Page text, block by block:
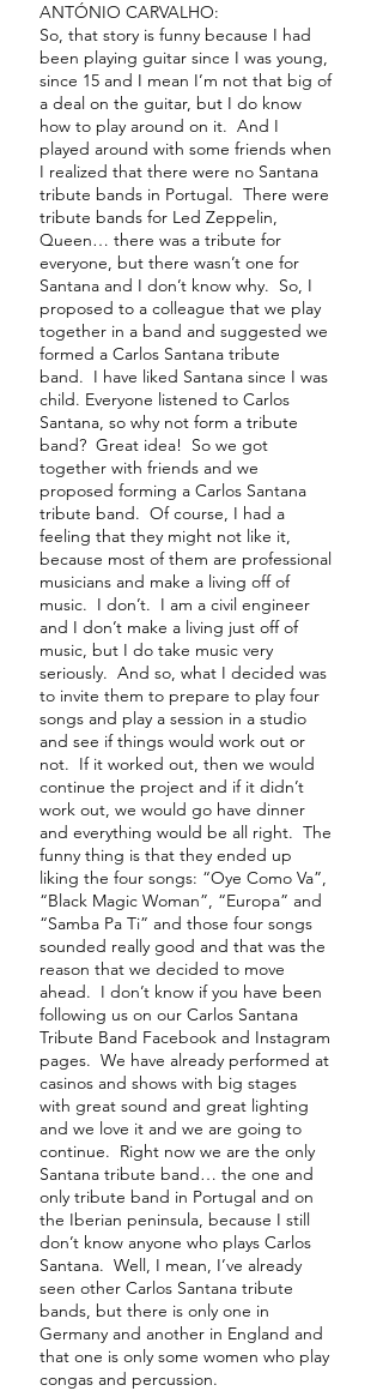
ANTÓNIO CARVALHO:
So, that story is funny because I had
been playing guitar since I was young,
since 15 and I mean I’m not that big of
a deal on the guitar, but I do know
how to play around on it. And I
played around with some friends when
I realized that there were no Santana
tribute bands in Portugal. There were
tribute bands for Led Zeppelin,
Queen… there was a tribute for
everyone, but there wasn’t one for
Santana and I don’t know why. So, I
proposed to a colleague that we play
together in a band and suggested we
formed a Carlos Santana tribute
band. I have liked Santana since I was
child. Everyone listened to Carlos
Santana, so why not form a tribute
band? Great idea! So we got
together with friends and we
proposed forming a Carlos Santana
tribute band. Of course, I had a
feeling that they might not like it,
because most of them are professional
musicians and make a living off of
music. I don’t. I am a civil engineer
and I don’t make a living just off of
music, but I do take music very
seriously. And so, what I decided was
to invite them to prepare to play four
songs and play a session in a studio
and see if things would work out or
not. If it worked out, then we would
continue the project and if it didn’t
work out, we would go have dinner
and everything would be all right. The
funny thing is that they ended up
liking the four songs: “Oye Como Va”,
“Black Magic Woman”, “Europa” and
“Samba Pa Ti” and those four songs
sounded really good and that was the
reason that we decided to move
ahead. I don’t know if you have been
following us on our Carlos Santana
Tribute Band Facebook and Instagram
pages. We have already performed at
casinos and shows with big stages
with great sound and great lighting
and we love it and we are going to
continue. Right now we are the only
Santana tribute band… the one and
only tribute band in Portugal and on
the Iberian peninsula, because I still
don’t know anyone who plays Carlos
Santana. Well, I mean, I’ve already
seen other Carlos Santana tribute
bands, but there is only one in
Germany and another in England and
that one is only some women who play
congas and percussion.